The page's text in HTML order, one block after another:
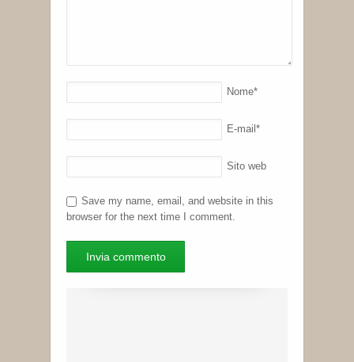
Nome*
E-mail *
Sito web
Save my name, email, and website in this
browser for the next time I comment.